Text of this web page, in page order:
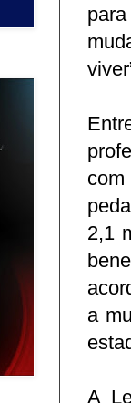
2,1
a
A